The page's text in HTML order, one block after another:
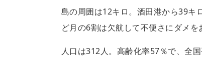
島の周囲は12キロ。酒田港から39キ
ど月の6割は欠航して不便さにダメを
人口は312人。高齢化率57％で、全